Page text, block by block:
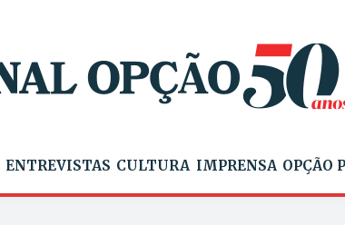
ENTREVISTAS CULTURA IMPRENSA OPÇÃO